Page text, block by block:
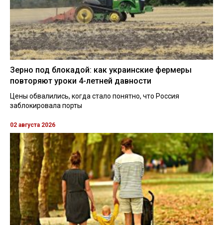
Зерно под блокадой: как украинские фермеры
повторяют уроки 4-летней давности
Цены обвалились, когда стало понятно, что Россия
заблокировала порты
02 августа 2026